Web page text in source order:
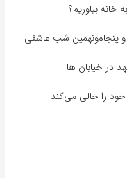
بیاوریم؟
و پنجاه‌ونهمین شب عاشقی
در خیابان ها
را خالی می‌کند